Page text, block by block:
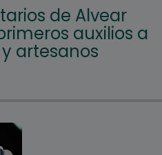
de Alvear
auxilios a
artesanos